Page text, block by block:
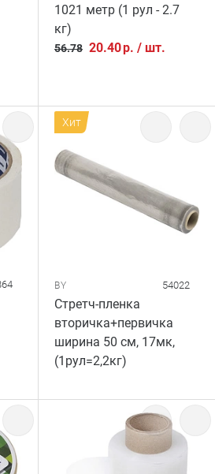
1021 метр (1 рул - 2.7
кг)
56.78 20.40р. / шт.
Хит
BY 54022
Стретч-пленка
вторичка+первичка
ширина 50 см, 17мк,
(1рул=2,2кг)